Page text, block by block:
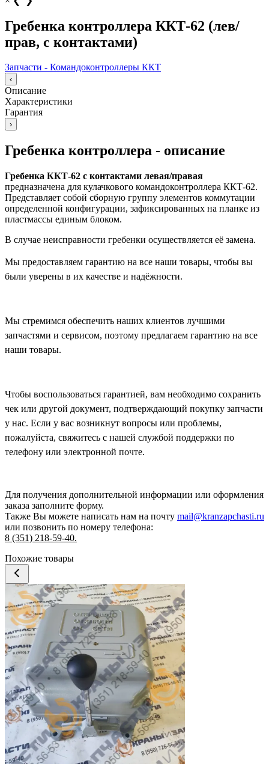
Гребенка контроллера ККТ-62 (лев/
прав, с контактами)
Запчасти - Командоконтроллеры ККТ
‹
Описание
Характеристики
Гарантия
›
Гребенка контроллера - описание
Гребенка ККТ-62 с контактами левая/правая
предназначена для кулачкового командоконтроллера ККТ-62.
Представляет собой сборную группу элементов коммутации
определенной конфигурации, зафиксированных на планке из
пластмассы единым блоком.
В случае неисправности гребенки осуществляется её замена.
Мы предоставляем гарантию на все наши товары, чтобы вы
были уверены в их качестве и надёжности.
Мы стремимся обеспечить наших клиентов лучшими
запчастями и сервисом, поэтому предлагаем гарантию на все
наши товары.
Чтобы воспользоваться гарантией, вам необходимо сохранить
чек или другой документ, подтверждающий покупку запчасти
у нас. Если у вас возникнут вопросы или проблемы,
пожалуйста, свяжитесь с нашей службой поддержки по
телефону или электронной почте.
Для получения дополнительной информации или оформления
заказа заполните форму.
Также Вы можете написать нам на почту mail@kranzapchasti.ru
или позвонить по номеру телефона:
8 (351) 218-59-40.
Похожие товары